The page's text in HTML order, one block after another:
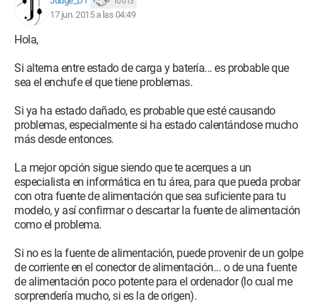
(15 minutos en Remember Me), desconecté el transformador
para hacer la foto de arriba, este estaba ardiente, no sé si eso
es el problema. (La verdad es que sé mucho más de
programación que de hardware)
CD por un rack para poner el antiguo disco duro y añadí 4GB
de RAM, no sé si eso puede tener un impacto en este sentido,
ya que no he lanzado ningún juego que requiera el GPU desde
que puse el SSD y el rack.
17 jun. 2015 a las 04:49
Hola,
Si alterna entre estado de carga y batería... es probable que
sea el enchufe el que tiene problemas.
Si ya ha estado dañado, es probable que esté causando
problemas, especialmente si ha estado calentándose mucho
más desde entonces.
La mejor opción sigue siendo que te acerques a un
especialista en informática en tu área, para que pueda probar
con otra fuente de alimentación que sea suficiente para tu
modelo, y así confirmar o descartar la fuente de alimentación
como el problema.
Si no es la fuente de alimentación, puede provenir de un golpe
de corriente en el conector de alimentación... o de una fuente
de alimentación poco potente para el ordenador (lo cual me
sorprendería mucho, si es la de origen).